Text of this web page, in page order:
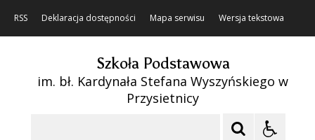
RSS Deklaracja dostępności Mapa serwisu Wersja tekstowa
Szkoła Podstawowa
im. bł. Kardynała Stefana Wyszyńskiego w
Przysietnicy